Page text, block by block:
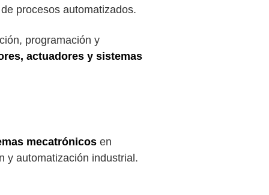
procesos automatizados.
programación y
actuadores y sistemas
mecatrónicos en
y automatización industrial.